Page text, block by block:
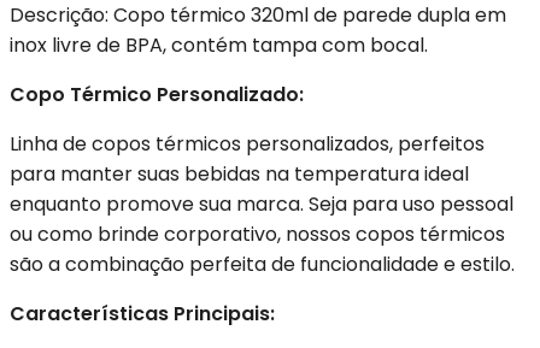
Descrição: Copo térmico 320ml de parede dupla em
inox livre de BPA, contém tampa com bocal.
Copo Térmico Personalizado:
Linha de copos térmicos personalizados, perfeitos
para manter suas bebidas na temperatura ideal
enquanto promove sua marca. Seja para uso pessoal
ou como brinde corporativo, nossos copos térmicos
são a combinação perfeita de funcionalidade e estilo.
Características Principais: